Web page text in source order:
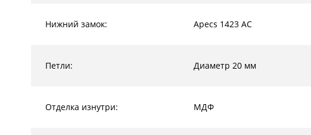
Нижний замок: Apecs 1423 AC
Петли: Диаметр 20 мм
Отделка изнутри: МДФ